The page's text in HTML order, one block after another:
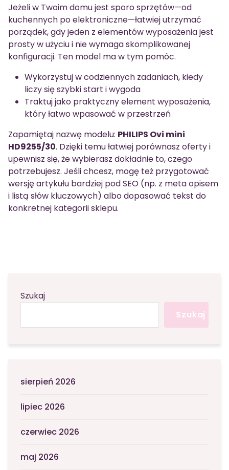
Jeżeli w Twoim domu jest sporo sprzętów—od
kuchennych po elektroniczne—łatwiej utrzymać
porządek, gdy jeden z elementów wyposażenia jest
prosty w użyciu i nie wymaga skomplikowanej
konfiguracji. Ten model ma w tym pomóc.
Wykorzystuj w codziennych zadaniach, kiedy
liczy się szybki start i wygoda
Traktuj jako praktyczny element wyposażenia,
który łatwo wpasować w przestrzeń
Zapamiętaj nazwę modelu: PHILIPS Ovi mini
HD9255/30. Dzięki temu łatwiej porównasz oferty i
upewnisz się, że wybierasz dokładnie to, czego
potrzebujesz. Jeśli chcesz, mogę też przygotować
wersję artykułu bardziej pod SEO (np. z meta opisem
i listą słów kluczowych) albo dopasować tekst do
konkretnej kategorii sklepu.
Szukaj
Szukaj
sierpień 2026
lipiec 2026
czerwiec 2026
maj 2026